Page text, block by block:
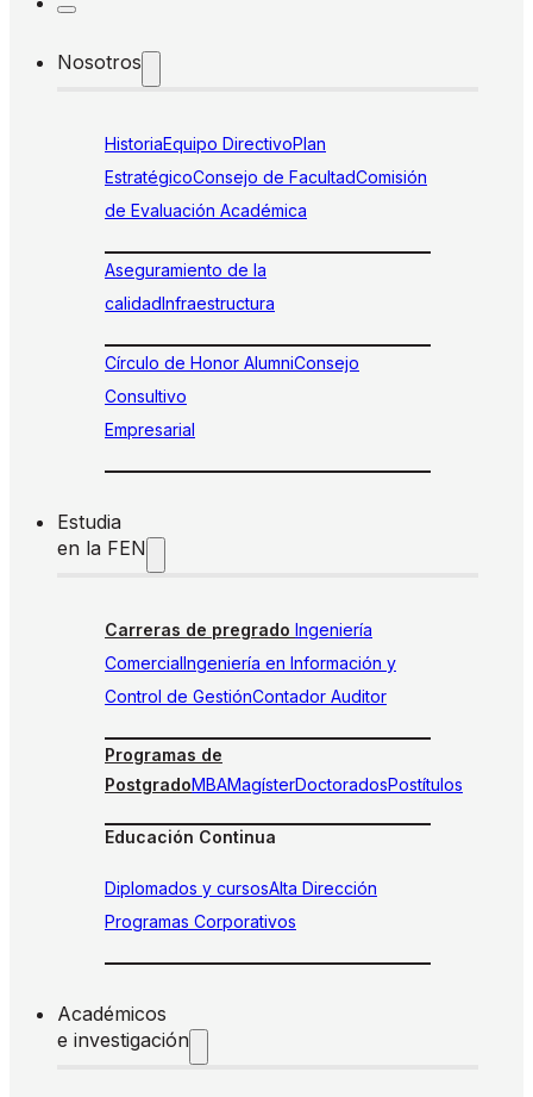
Nosotros
HistoriaEquipo DirectivoPlan
EstratégicoConsejo de FacultadComisión
de Evaluación Académica
Aseguramiento de la
calidadInfraestructura
Círculo de Honor AlumniConsejo
Consultivo
Empresarial
Estudia
en la FEN
Carreras de pregrado Ingeniería
ComercialIngeniería en Información y
Control de GestiónContador Auditor
Programas de
PostgradoMBAMagísterDoctoradosPostítulos
Educación Continua
Diplomados y cursosAlta Dirección
Programas Corporativos
Académicos
e investigación